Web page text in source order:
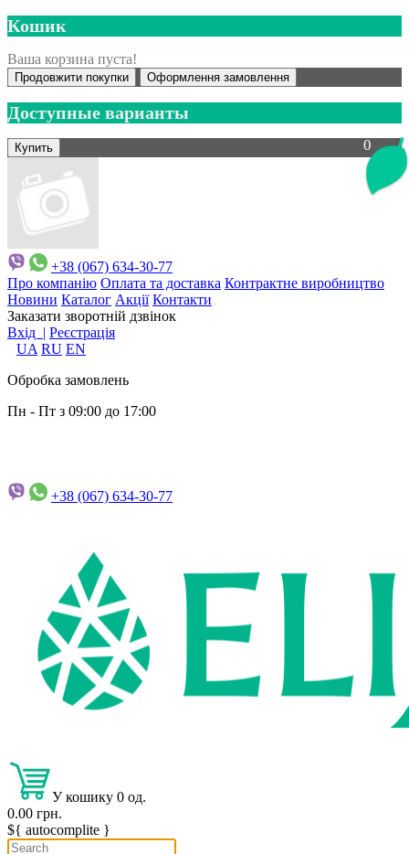
Кошик
Ваша корзина пуста!
Продовжити покупки Оформлення замовлення
0
Доступные варианты
+38 (067) 634-30-77
Про компанію Оплата та доставка Контрактне виробництво
Новини Каталог Акції Контакти
Заказати зворотній дзвінок
Вхід | Реєстрація
UA RU EN
Обробка замовлень
Пн - Пт з 09:00 до 17:00
+38 (067) 634-30-77
У кошику 0 од.
0.00 грн.
${ autocomplite }